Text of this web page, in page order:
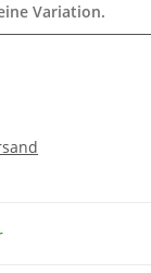
Variation.